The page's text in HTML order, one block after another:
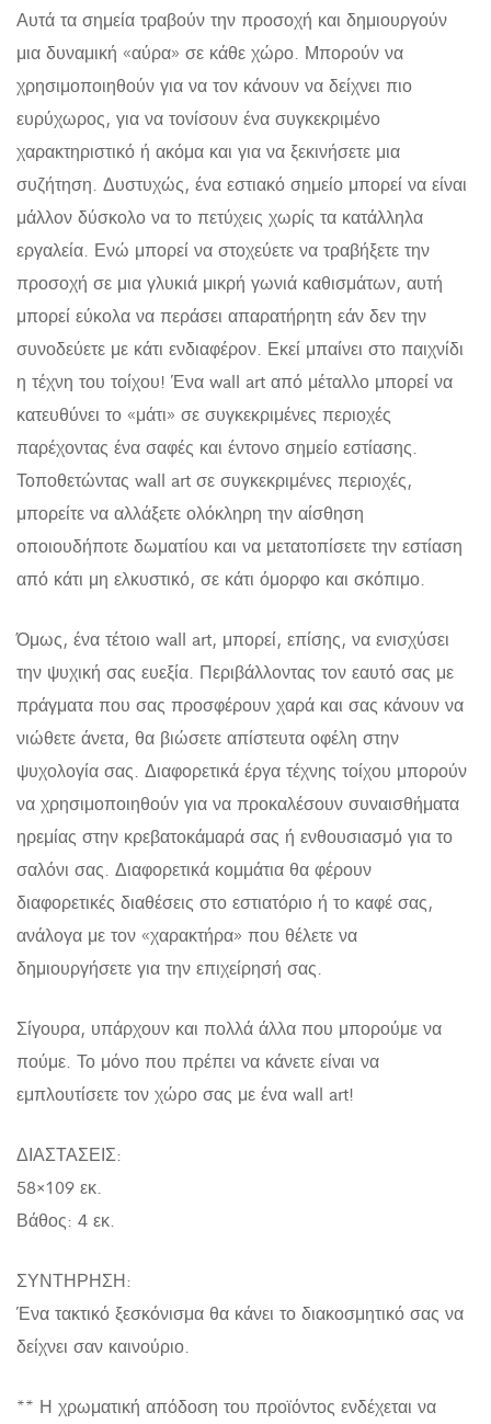
Αυτά τα σημεία τραβούν την προσοχή και δημιουργούν
μια δυναμική «αύρα» σε κάθε χώρο. Μπορούν να
χρησιμοποιηθούν για να τον κάνουν να δείχνει πιο
ευρύχωρος, για να τονίσουν ένα συγκεκριμένο
χαρακτηριστικό ή ακόμα και για να ξεκινήσετε μια
συζήτηση. Δυστυχώς, ένα εστιακό σημείο μπορεί να είναι
μάλλον δύσκολο να το πετύχεις χωρίς τα κατάλληλα
εργαλεία. Ενώ μπορεί να στοχεύετε να τραβήξετε την
προσοχή σε μια γλυκιά μικρή γωνιά καθισμάτων, αυτή
μπορεί εύκολα να περάσει απαρατήρητη εάν δεν την
συνοδεύετε με κάτι ενδιαφέρον. Εκεί μπαίνει στο παιχνίδι
η τέχνη του τοίχου! Ένα wall art από μέταλλο μπορεί να
κατευθύνει το «μάτι» σε συγκεκριμένες περιοχές
παρέχοντας ένα σαφές και έντονο σημείο εστίασης.
Τοποθετώντας wall art σε συγκεκριμένες περιοχές,
μπορείτε να αλλάξετε ολόκληρη την αίσθηση
οποιουδήποτε δωματίου και να μετατοπίσετε την εστίαση
από κάτι μη ελκυστικό, σε κάτι όμορφο και σκόπιμο.
Όμως, ένα τέτοιο wall art, μπορεί, επίσης, να ενισχύσει
την ψυχική σας ευεξία. Περιβάλλοντας τον εαυτό σας με
πράγματα που σας προσφέρουν χαρά και σας κάνουν να
νιώθετε άνετα, θα βιώσετε απίστευτα οφέλη στην
ψυχολογία σας. Διαφορετικά έργα τέχνης τοίχου μπορούν
να χρησιμοποιηθούν για να προκαλέσουν συναισθήματα
ηρεμίας στην κρεβατοκάμαρά σας ή ενθουσιασμό για το
σαλόνι σας. Διαφορετικά κομμάτια θα φέρουν
διαφορετικές διαθέσεις στο εστιατόριο ή το καφέ σας,
ανάλογα με τον «χαρακτήρα» που θέλετε να
δημιουργήσετε για την επιχείρησή σας.
Σίγουρα, υπάρχουν και πολλά άλλα που μπορούμε να
πούμε. Το μόνο που πρέπει να κάνετε είναι να
εμπλουτίσετε τον χώρο σας με ένα wall art!
ΔΙΑΣΤΑΣΕΙΣ:
58×109 εκ.
Βάθος: 4 εκ.
ΣΥΝΤΗΡΗΣΗ:
Ένα τακτικό ξεσκόνισμα θα κάνει το διακοσμητικό σας να
δείχνει σαν καινούριο.
** Η χρωματική απόδοση του προϊόντος ενδέχεται να